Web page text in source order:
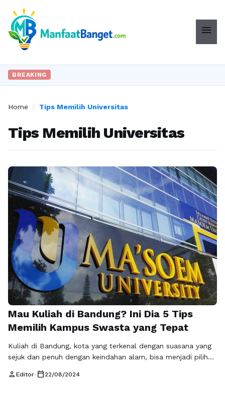
menu
BREAKING
Home / Tips Memilih Universitas
Tips Memilih Universitas
Mau Kuliah di Bandung? Ini Dia 5 Tips
Memilih Kampus Swasta yang Tepat
Kuliah di Bandung, kota yang terkenal dengan suasana yang
sejuk dan penuh dengan keindahan alam, bisa menjadi pilihan
Namun, memilih kampus swasta yang tepat bukanlah hal
person Editor• calendar_today 22/08/2024